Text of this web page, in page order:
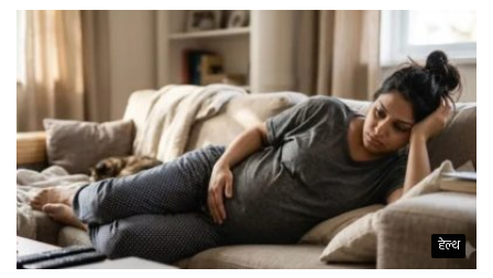
हेल्थ